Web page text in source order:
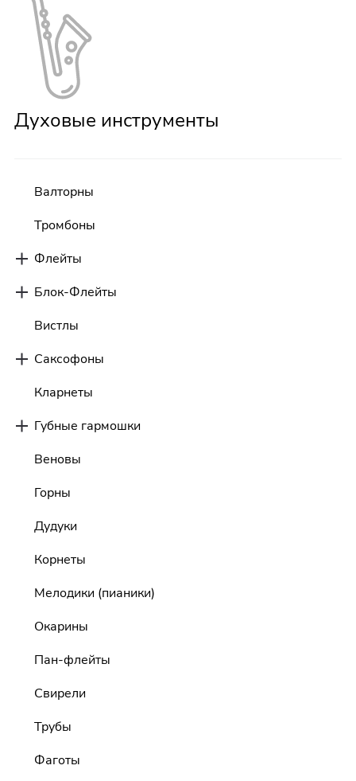
Духовые инструменты
Валторны
Тромбоны
Флейты
Блок-Флейты
Вистлы
Саксофоны
Кларнеты
Губные гармошки
Веновы
Горны
Дудуки
Корнеты
Мелодики (пианики)
Окарины
Пан-флейты
Свирели
Трубы
Фаготы